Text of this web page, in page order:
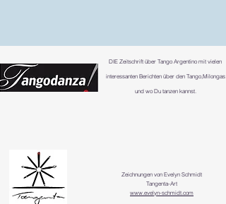
DIE Zeitschrift über Tango Argentino mit vielen
interessanten Berichten über den Tango,Milongas
und wo Du tanzen kannst.
Zeichnungen von Evelyn Schmidt
Tangenta-Art
www.evelyn-schmidt.com